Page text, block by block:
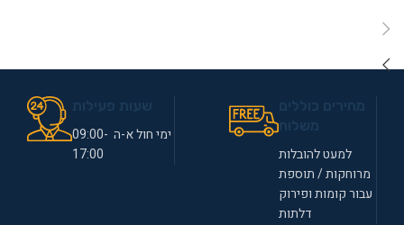
למעט להובלות
מרוחקות / תוספת
עבור קומות ופירוק
דלתות
ימי חול א-ה 09:00-
17:00